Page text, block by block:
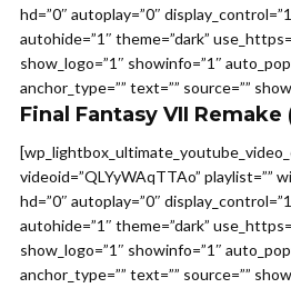
hd=”0″ autoplay=”0″
autohide=”1″ theme=”dark”
show_logo=”1″ showinfo=”1″
anchor_type=”” text=”” source=””
Final Fantasy VII Remake
videoid=”QLYyWAqTTAo” playlist=””
hd=”0″ autoplay=”0″
autohide=”1″ theme=”dark”
show_logo=”1″ showinfo=”1″
anchor_type=”” text=”” source=””